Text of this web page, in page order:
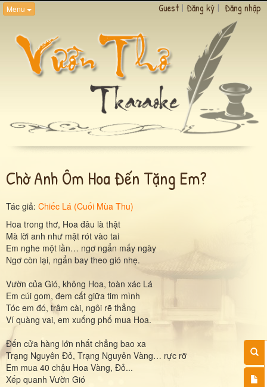
Menu Guest | Đăng ký | Đăng nhập
Chờ Anh Ôm Hoa Đến Tặng Em?
Tác giả: Chiếc Lá (Cuối Mùa Thu)
Hoa trong thơ, Hoa đâu là thật
Mà lời anh như mật rót vào tai
Em nghe một lần… ngơ ngẩn mấy ngày
Ngơ còn lại, ngẩn bay theo gió nhẹ.
Vườn của Gió, không Hoa, toàn xác Lá
Em cúi gom, đem cất giữa tim mình
Tóc em đó, trâm cài, ngôi rẽ thẳng
Ví quàng vai, em xuống phố mua Hoa.
Đến cửa hàng lớn nhất chẳng bao xa
Trạng Nguyên Đỏ, Trạng Nguyên Vàng… rực rỡ
Em mua 40 chậu Hoa Vàng, Đỏ...
Xếp quanh Vườn Gió